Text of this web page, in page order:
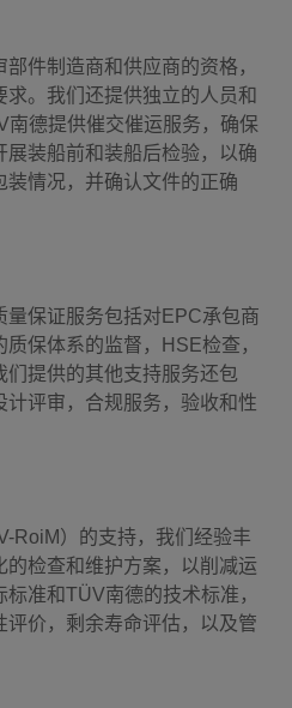
件制造商和供应商的资格，
。我们还提供独立的人员和
南德提供催交催运服务，确保
装船前和装船后检验，以确
装情况，并确认文件的正确
量保证服务包括对EPC承包商
保体系的监督，HSE检查，
们提供的其他支持服务还包
计评审，合规服务，验收和性
RoiM）的支持，我们经验丰
的检查和维护方案，以削减运
准和TÜV南德的技术标准，
评价，剩余寿命评估，以及管